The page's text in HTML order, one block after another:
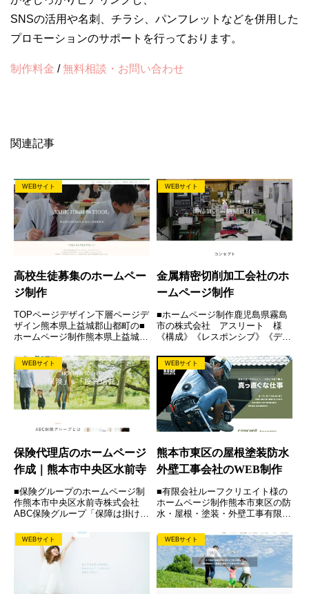
SNSの活用や名刺、チラシ、パンフレットなどを併用した
プロモーションのサポートを行っております。
制作料金 /無料相談・お問い合わせ
関連記事
WEBサイト
高校生徒募集のホームペー
ジ制作
TOPページデザイン下層ページデ
ザイン熊本県上益城郡山都町の■
ホームページ制作熊本県上益城郡
サイト《レスポンシブ》《デザイ
ン》《コーディング》Webサイト
はこちらから確認できます。
HOME / ABOUT / ...
WEBサイト
金属精密切削加工会社のホ
ームページ制作
■ホームページ制作鹿児島県霧島
市の株式会社 アスリート 様
《構成》《レスポンシブ》《デザ
ックス》《写真撮影》《独自SSL
対応》 Webサイト
WEBサイト
保険代理店のホームページ
作成｜熊本市中央区水前寺
■保険グループのホームページ制
作熊本市中央区水前寺株式会社
ABC保険グループ「保障は掛け捨
ツコツ投信」をモットーに、お客
様に合わせた保険商品をご提案さ
れています。現在の保険をトータ
ルで見て判断していただけま
WEBサイト
熊本市東区の屋根塗装防水
外壁工事会社のWEB制作
■有限会社ルーフクリエイト様の
ホームページ制作熊本市東区の防
水・屋根・塗装・外壁工事有限会
根、塗装、外壁工事等を中心に家
まわり全般を請負われています。
ROOGAショップや、鶴弥スーパ
ートライ登録施工店として登録
さ...
WEBサイト WEBサイト